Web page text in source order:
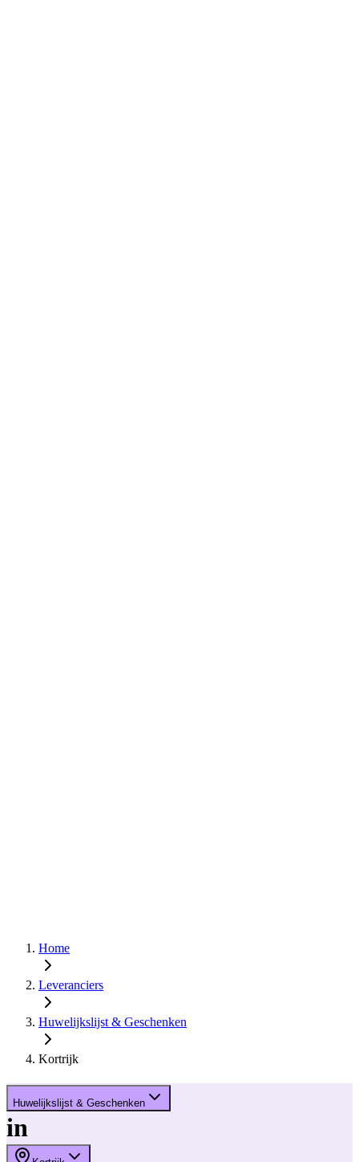
Home
Leveranciers
Huwelijkslijst & Geschenken
Kortrijk
Huwelijkslijst & Geschenken
in